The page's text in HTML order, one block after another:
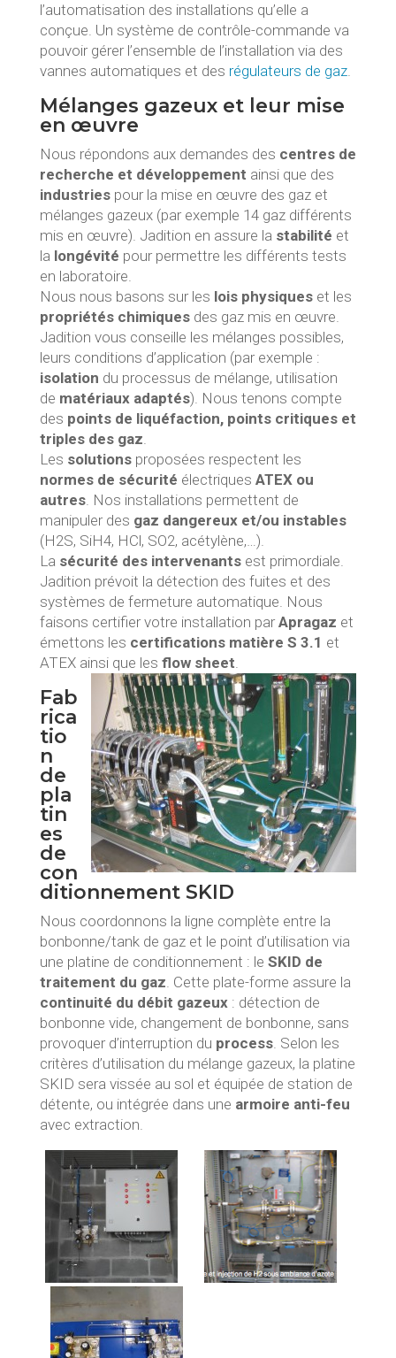
l’automatisation des installations qu’elle a
conçue. Un système de contrôle-commande va
pouvoir gérer l’ensemble de l’installation via des
vannes automatiques et des régulateurs de gaz.
Mélanges gazeux et leur mise
en œuvre
Nous répondons aux demandes des centres de
recherche et développement ainsi que des
industriespour la mise en œuvre des gaz et
mélanges gazeux (par exemple 14 gaz différents
mis en œuvre). Jadition en assure la stabilité et
la longévité pour permettre les différents tests
en laboratoire.
Nous nous basons sur les lois physiqueset les
propriétés chimiquesdes gaz mis en œuvre.
Jadition vous conseille les mélanges possibles,
leurs conditions d’application (par exemple :
isolation du processus de mélange, utilisation
de matériaux adaptés). Nous tenons compte
des points de liquéfaction, points critiques et
triples des gaz.
Les solutionsproposées respectent les
normes de sécurité électriques ATEX ou
autres. Nos installations permettent de
manipuler des gaz dangereux et/ou instables
(H2S, SiH4, HCl, SO2, acétylène,…).
La sécurité des intervenantsest primordiale.
Jadition prévoit la détection des fuites et des
systèmes de fermeture automatique. Nous
faisons certifier votre installation par Apragaz et
émettons les certifications matière S 3.1 et
ATEX ainsi que les flow sheet.
Fab
rica
tio
n
de
pla
tin
es
de
con
ditionnement SKID
Nous coordonnons la ligne complète entre la
bonbonne/tank de gaz et le point d’utilisation via
une platine de conditionnement : le SKID de
traitement du gaz. Cette plate-forme assure la
continuité du débit gazeux: détection de
bonbonne vide, changement de bonbonne, sans
provoquer d’interruption du process. Selon les
critères d’utilisation du mélange gazeux, la platine
SKID sera vissée au sol et équipée de station de
détente, ou intégrée dans une armoire anti-feu
avec extraction.